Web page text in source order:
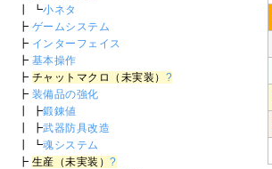
┃ ┗小ネタ
┣ ゲームシステム
┣ インターフェイス
┣ 基本操作
┣ チャットマクロ（未実装） ?
┣ 装備品の強化
┃ ┣鍛錬値
┃ ┣武器防具改造
┃ ┗魂システム
┣ 生産（未実装）?